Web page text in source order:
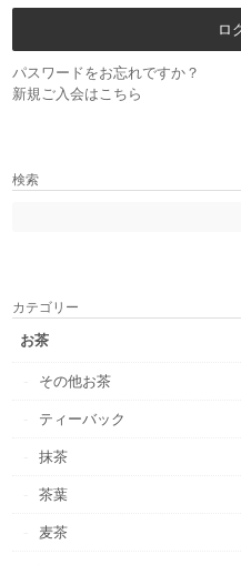
パスワードをお忘れですか？
新規ご入会はこちら
検索
カテゴリー
お茶
その他お茶
ティーバック
抹茶
茶葉
麦茶